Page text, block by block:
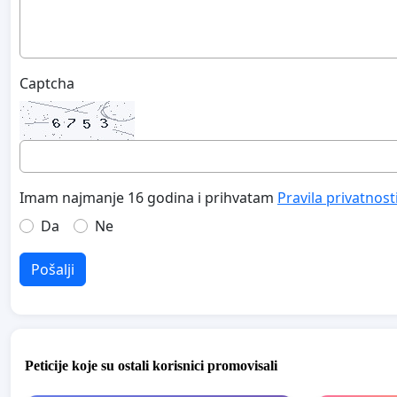
Captcha
Imam najmanje 16 godina i prihvatam Pravila
Da
Ne
Pošalji
Peticije koje su ostali korisnici promovisali